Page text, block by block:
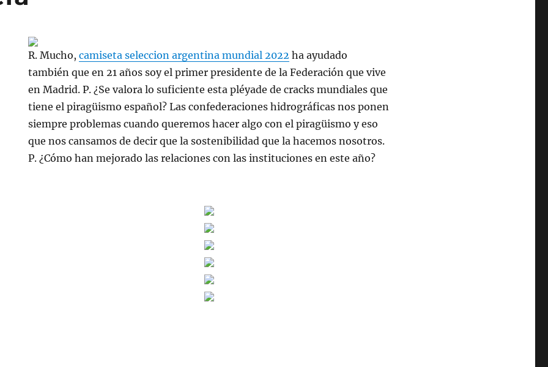
R. Mucho,camiseta seleccion argentina mundial 2022 ha ayudado
también que en 21 años soy el primer presidente de la Federación que vive
en Madrid. P. ¿Se valora lo suficiente esta pléyade de cracks mundiales que
tiene el piragüismo español? Las confederaciones hidrográficas nos ponen
siempre problemas cuando queremos hacer algo con el piragüismo y eso
que nos cansamos de decir que la sostenibilidad que la hacemos nosotros.
P. ¿Cómo han mejorado las relaciones con las instituciones en este año?